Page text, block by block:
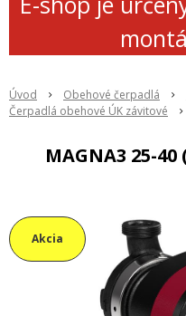
Úvod Obehové čerpadlá
Čerpadlá obehové ÚK závitové
MAGNA3 25-40
Akcia